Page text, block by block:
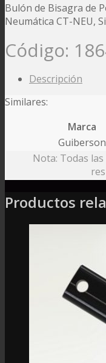
Bulón de Bisagra de
Neumática CT-NEU,
Código:
Descripción
Similares:
Marca
Guiberson
Nota: Todas
Productos